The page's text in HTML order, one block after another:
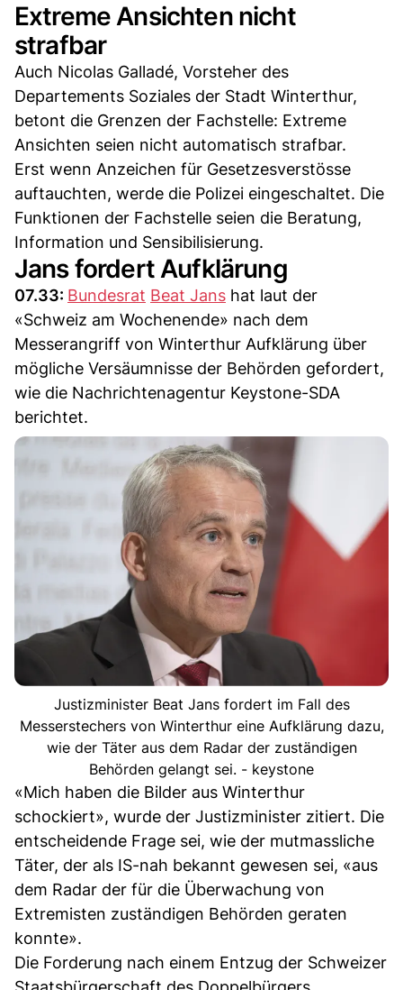
Extreme Ansichten nicht
strafbar
Auch Nicolas Galladé, Vorsteher des
Departements Soziales der Stadt Winterthur,
betont die Grenzen der Fachstelle: Extreme
Ansichten seien nicht automatisch strafbar.
Erst wenn Anzeichen für Gesetzesverstösse
auftauchten, werde die Polizei eingeschaltet. Die
Funktionen der Fachstelle seien die Beratung,
Information und Sensibilisierung.
Jans fordert Aufklärung
07.33: Bundesrat Beat Jans hat laut der
«Schweiz am Wochenende» nach dem
Messerangriff von Winterthur Aufklärung über
mögliche Versäumnisse der Behörden gefordert,
wie die Nachrichtenagentur Keystone-SDA
berichtet.
Justizminister Beat Jans fordert im Fall des
Messerstechers von Winterthur eine Aufklärung dazu,
wie der Täter aus dem Radar der zuständigen
Behörden gelangt sei. - keystone
«Mich haben die Bilder aus Winterthur
schockiert», wurde der Justizminister zitiert. Die
entscheidende Frage sei, wie der mutmassliche
Täter, der als IS-nah bekannt gewesen sei, «aus
dem Radar der für die Überwachung von
Extremisten zuständigen Behörden geraten
konnte».
Die Forderung nach einem Entzug der Schweizer